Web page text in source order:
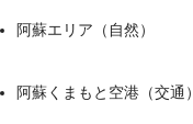
阿蘇エリア（自然）
阿蘇くまもと空港（交通）